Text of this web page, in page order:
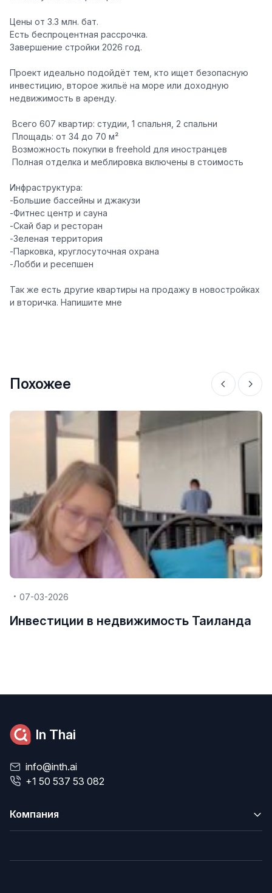
Цены от 3.3 млн. бат.
Есть беспроцентная рассрочка.
Завершение стройки 2026 год.
Проект идеально подойдёт тем, кто ищет безопасную
инвестицию, второе жильё на море или доходную
недвижимость в аренду.
️ Всего 607 квартир: студии, 1 спальня, 2 спальни
️ Площадь: от 34 до 70 м²
️ Возможность покупки в freehold для иностранцев
️ Полная отделка и меблировка включены в стоимость
Инфраструктура:
-Большие бассейны и джакузи
-Фитнес центр и сауна
-Скай бар и ресторан
-Зеленая территория
-Парковка, круглосуточная охрана
-Лобби и ресепшен
Так же есть другие квартиры на продажу в новостройках
и вторичка. Напишите мне ️
Похожее
07-03-2026
Инвестиции в недвижимость Таиланда
In Thai
info@inth.ai
+1 50 537 53 082
Компания